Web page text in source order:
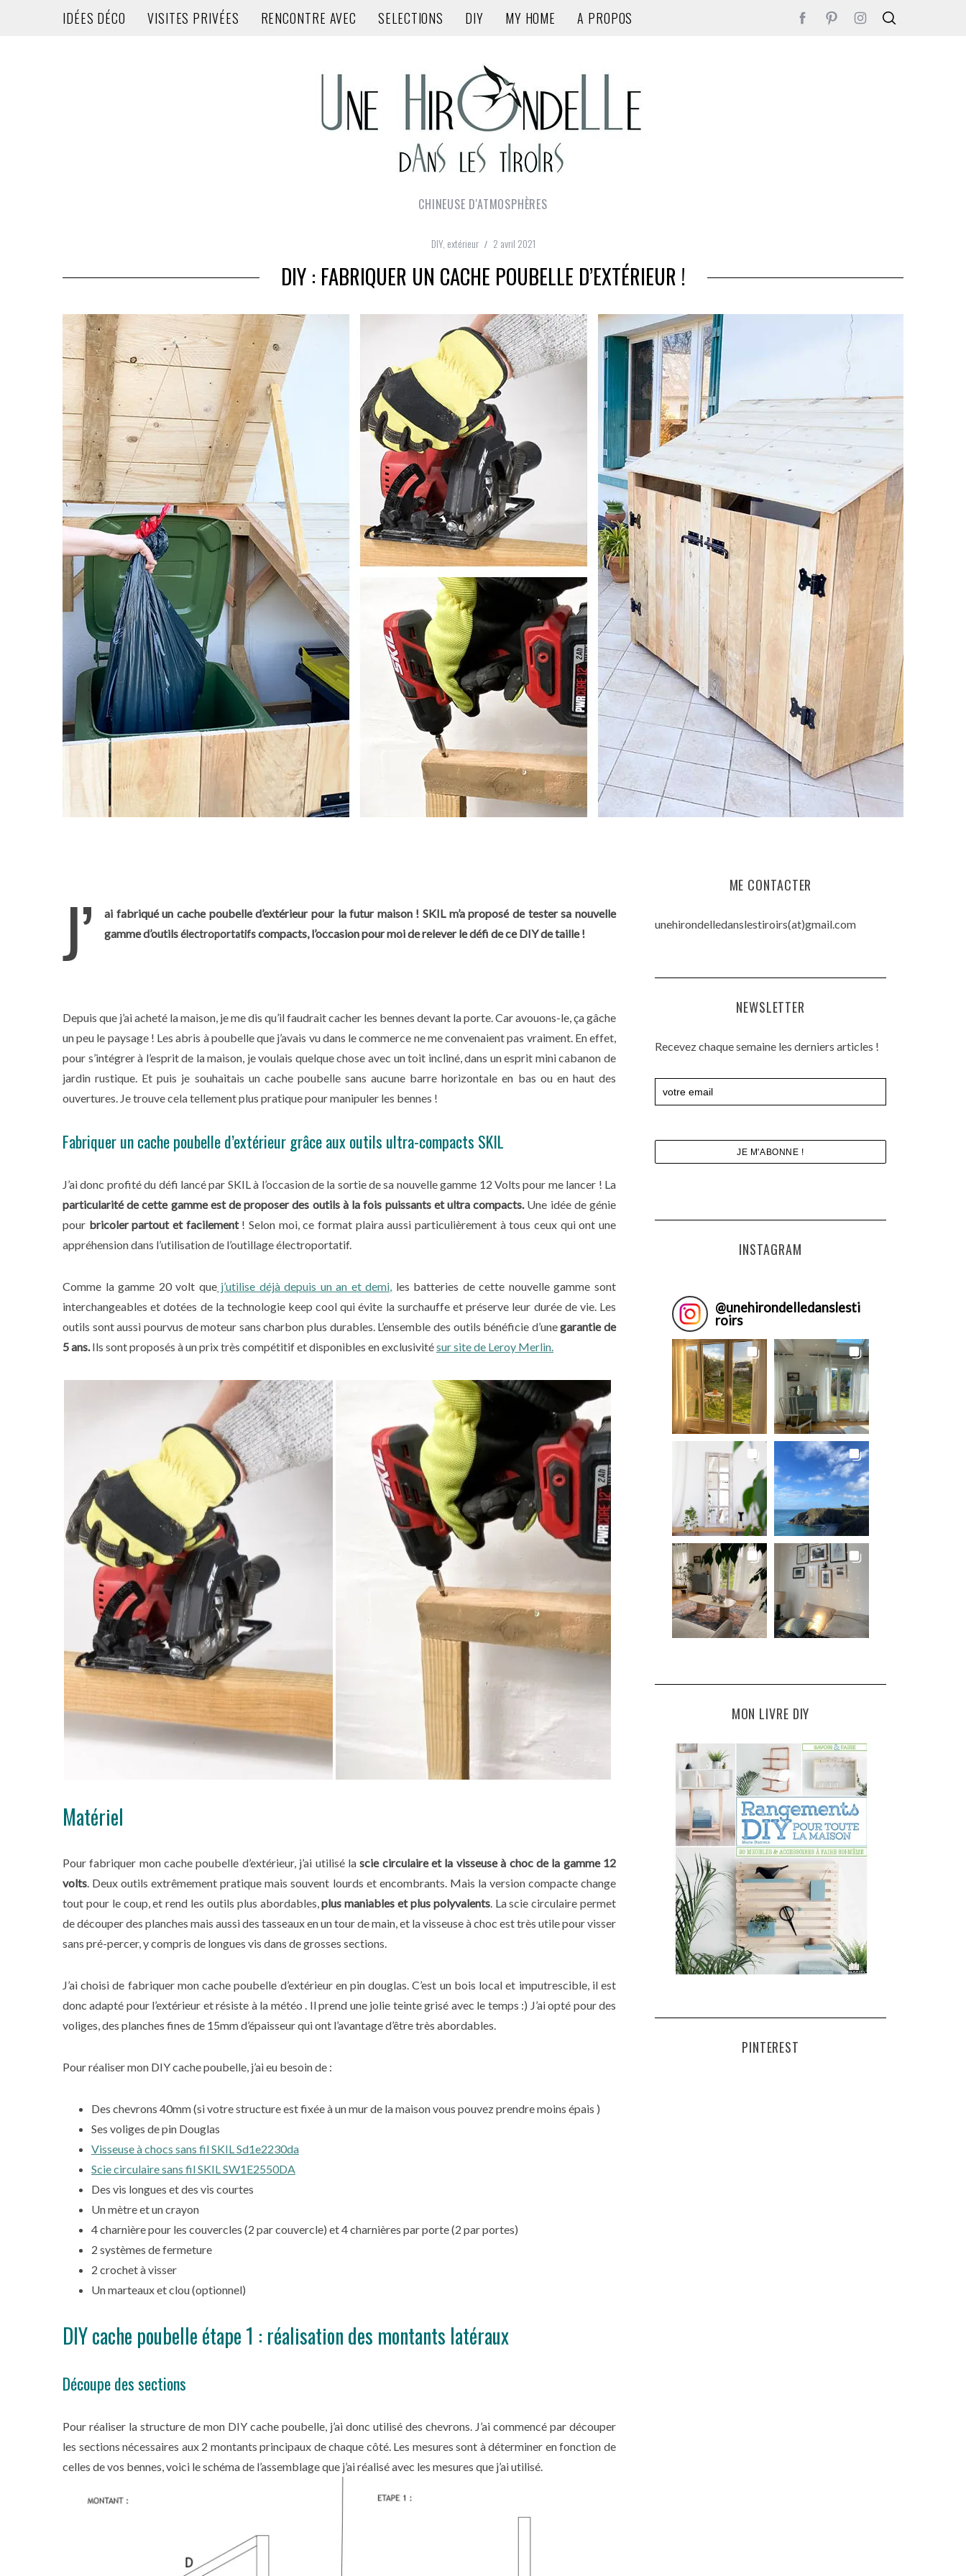
IDÉES DÉCO VISITES PRIVÉES RENCONTRE AVEC SELECTIONS DIY MY HOME A PROPOS
CHINEUSE D'ATMOSPHÈRES
DIY, extérieur 2 avril 2021
DIY : FABRIQUER UN CACHE POUBELLE D’EXTÉRIEUR !
J’
ai fabriqué un cache poubelle d’extérieur pour la futur maison ! SKIL m’a proposé de tester sa nouvelle
gamme d’outilsélectroportatifscompacts, l’occasion pour moi de relever le défi de ce DIY de taille !
Depuis que j’ai acheté la maison, je me dis qu’il faudrait cacher les bennes devant la porte. Car avouons-le, ça gâche
un peu le paysage ! Les abris à poubelle que j’avais vu dans le commerce ne me convenaient pas vraiment. En effet,
pour s’intégrer à l’esprit de la maison, je voulais quelque chose avec un toit incliné, dans un esprit mini cabanon de
jardin rustique. Et puis je souhaitais un cache poubelle sans aucune barre horizontale en bas ou en haut des
ouvertures. Je trouve cela tellement plus pratique pour manipuler les bennes !
Fabriquer un cache poubelle d’extérieur grâce aux outils ultra-compacts SKIL
J’ai donc profité du défi lancé par SKIL à l’occasion de la sortie de sa nouvelle gamme 12 Volts pour me lancer ! La
particularité de cette gamme est de proposer des outils à la fois puissants et ultra compacts. Une idée de génie
pour bricoler partout et facilement! Selon moi, ce format plaira aussi particulièrement à tous ceux qui ont une
appréhension dans l’utilisation de l’outillage électroportatif.
Comme la gamme 20 volt quej’utilise déjà depuis un an et demi, les batteries de cette nouvelle gamme sont
interchangeables et dotées de la technologie keep cool qui évite la surchauffe et préserve leur durée de vie. Les
outils sont aussi pourvus de moteur sans charbon plus durables. L’ensemble des outils bénéficie d’unegarantie de
5 ans.Ils sont proposés à un prix très compétitif et disponibles en exclusivitésur site de Leroy Merlin.
Matériel
Pour fabriquer mon cache poubelle d’extérieur, j’ai utilisé lascie circulaire et la visseuse à choc de la gamme 12
volts. Deux outils extrêmement pratique mais souvent lourds et encombrants. Mais la version compacte change
tout pour le coup, et rend les outils plus abordables,plus maniables et plus polyvalents. La scie circulaire permet
de découper des planches mais aussi des tasseaux en un tour de main, et la visseuse à choc est très utile pour visser
sans pré-percer, y compris de longues vis dans de grosses sections.
J’ai choisi de fabriquer mon cache poubelle d’extérieur en pin douglas. C’est un bois local et imputrescible, il est
donc adapté pour l’extérieur et résiste à la météo . Il prend une jolie teinte grisé avec le temps :) J’ai opté pour des
voliges, des planches fines de 15mm d’épaisseur qui ont l’avantage d’être très abordables.
Pour réaliser mon DIY cache poubelle, j’ai eu besoin de :
Des chevrons 40mm (si votre structure est fixée à un mur de la maison vous pouvez prendre moins épais )
Ses voliges de pin Douglas
Visseuse à chocs sans fil SKIL Sd1e2230da
Scie circulaire sans fil SKIL SW1E2550DA
Des vis longues et des vis courtes
Un mètre et un crayon
4 charnière pour les couvercles (2 par couvercle) et 4 charnières par porte (2 par portes)
2 systèmes de fermeture
2 crochet à visser
Un marteaux et clou (optionnel)
DIY cache poubelle étape 1 : réalisation des montants latéraux
Découpe des sections
Pour réaliser la structure de mon DIY cache poubelle, j’ai donc utilisé des chevrons. J’ai commencé par découper
les sections nécessaires aux 2 montants principaux de chaque côté. Les mesures sont à déterminer en fonction de
celles de vos bennes, voici le schéma de l’assemblage que j’ai réalisé avec les mesures que j’ai utilisé.
ME CONTACTER
unehirondelledanslestiroirs(at)gmail.com
NEWSLETTER
Recevez chaque semaine les derniers articles !
INSTAGRAM
@unehirondelledanslesti
roirs
MON LIVRE DIY
PINTEREST
: